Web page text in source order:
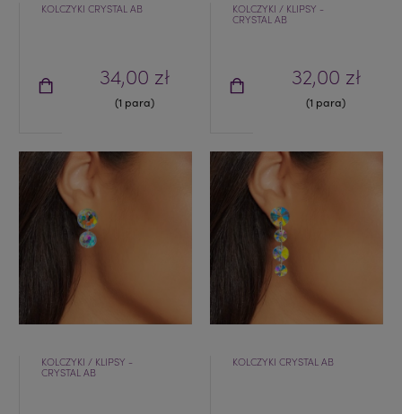
KOLCZYKI CRYSTAL AB
34,00 zł
(1 para)
KOLCZYKI / KLIPSY -
CRYSTAL AB
32,00 zł
(1 para)
KOLCZYKI / KLIPSY -
CRYSTAL AB
KOLCZYKI CRYSTAL AB